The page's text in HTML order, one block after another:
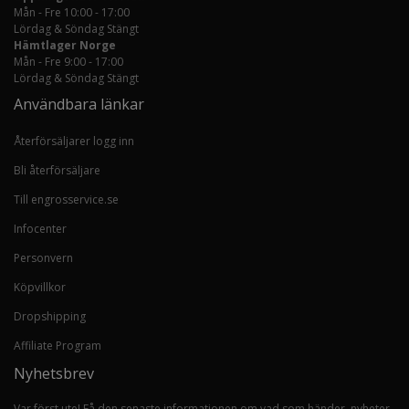
Mån - Fre 10:00 - 17:00
Lördag & Söndag Stängt
Hämtlager Norge
Mån - Fre 9:00 - 17:00
Lördag & Söndag Stängt
Användbara länkar
Återförsäljarer logg inn
Bli återförsäljare
Till engrosservice.se
Infocenter
Personvern
Köpvillkor
Dropshipping
Affiliate Program
Nyhetsbrev